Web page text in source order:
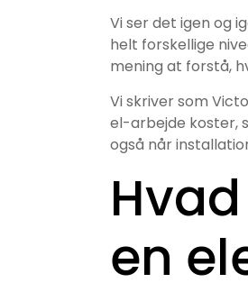
Vi ser det igen og
helt forskellige
mening at forstå,
Vi skriver som
el-arbejde koster,
også når
en